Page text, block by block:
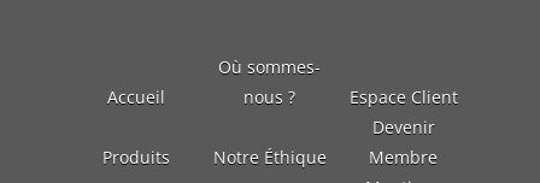
Accueil
Où sommes-
nous ?
Espace Client
Produits Notre Éthique
Devenir
Membre